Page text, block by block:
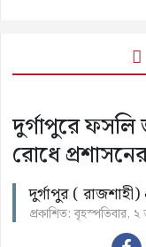
দুর্গাপুরে
রোধে
দুর্গাপুর ( রাজশাহী)
প্রকাশিত: বৃহস্পতিবার,